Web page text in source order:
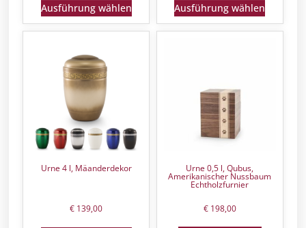
Ausführung wählen Ausführung wählen
Urne 4 l, Mäanderdekor
€ 139,00
Urne 0,5 l, Qubus,
Amerikanischer Nussbaum
Echtholzfurnier
€198,00